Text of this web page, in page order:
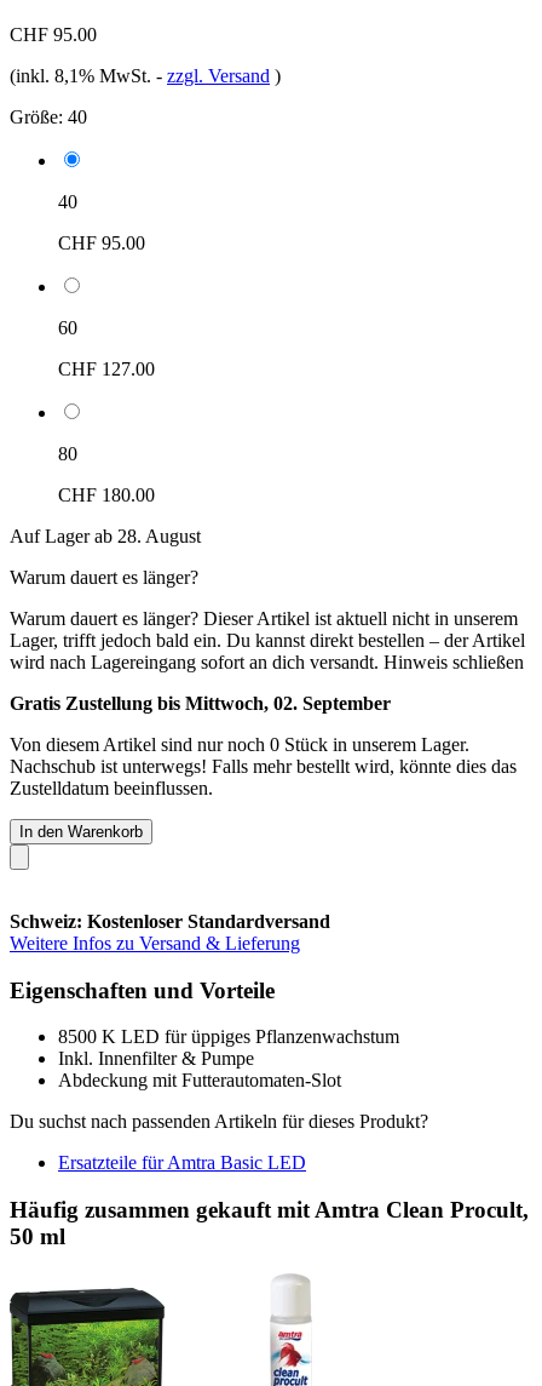
CHF 95.00
(inkl. 8,1% MwSt. - zzgl. Versand )
Größe: 40
40
CHF 95.00
60
CHF 127.00
80
CHF 180.00
Auf Lager ab 28. August
Warum dauert es länger?
Warum dauert es länger? Dieser Artikel ist aktuell nicht in unserem
Lager, trifft jedoch bald ein. Du kannst direkt bestellen – der Artikel
wird nach Lagereingang sofort an dich versandt. Hinweis schließen
Gratis Zustellung bis Mittwoch, 02. September
Von diesem Artikel sind nur noch 0 Stück in unserem Lager.
Nachschub ist unterwegs! Falls mehr bestellt wird, könnte dies das
Zustelldatum beeinflussen.
In den Warenkorb
Schweiz: Kostenloser Standardversand
Weitere Infos zu Versand & Lieferung
Eigenschaften und Vorteile
8500 K LED für üppiges Pflanzenwachstum
Inkl. Innenfilter & Pumpe
Abdeckung mit Futterautomaten-Slot
Du suchst nach passenden Artikeln für dieses Produkt?
Ersatzteile für Amtra Basic LED
Häufig zusammen gekauft mit Amtra Clean Procult,
50 ml